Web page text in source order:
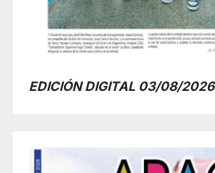
EDICIÓN DIGITAL 03/08/2026